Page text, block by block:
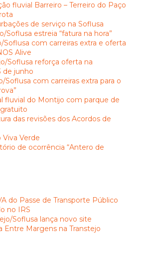
fluvial Barreiro – Terreiro do Paço
de serviço na Soflusa
Soflusa estreia “fatura na hora”
Soflusa com carreiras extra e oferta
Alive
Soflusa reforça oferta na
de junho
Soflusa com carreiras extra para o
fluvial do Montijo com parque de
das revisões dos Acordos de
Verde
de ocorrência “Antero de
do Passe de Transporte Público
no IRS
Soflusa lança novo site
Entre Margens na Transtejo